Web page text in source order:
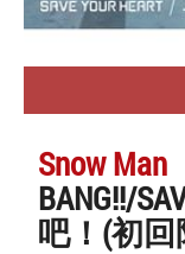
Snow Man
BANG!!/
吧！(初回